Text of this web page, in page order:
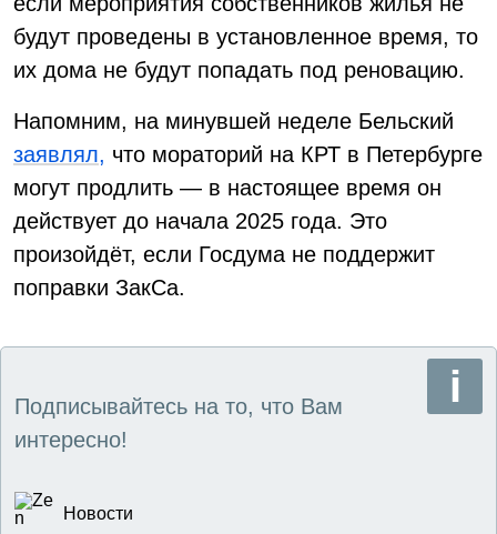
будут проведены в установленное время, то
их дома не будут попадать под реновацию.
Напомним, на минувшей неделе Бельский
заявлял, что мораторий на КРТ в Петербурге
могут продлить — в настоящее время он
действует до начала 2025 года. Это
произойдёт, если Госдума не поддержит
поправки ЗакСа.
Подписывайтесь на то, что Вам
интересно!
Новости